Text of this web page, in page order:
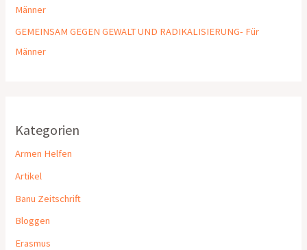
Männer
GEMEINSAM GEGEN GEWALT UND RADIKALISIERUNG- Für
Männer
Kategorien
Armen Helfen
Artikel
Banu Zeitschrift
Bloggen
Erasmus